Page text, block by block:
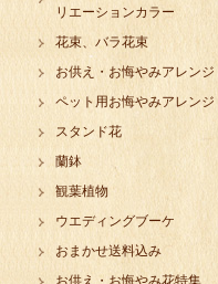
リエーションカラー
花束、バラ花束
お供え・お悔やみアレンジ
ペット用お悔やみアレンジ
スタンド花
蘭鉢
観葉植物
ウエディングブーケ
おまかせ送料込み
お供え・お悔やみ花特集